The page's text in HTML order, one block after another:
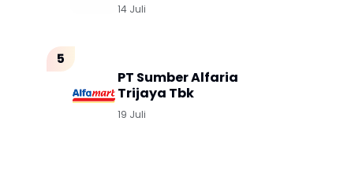
14 Juli
PT Sumber Alfaria
Trijaya Tbk
19 Juli